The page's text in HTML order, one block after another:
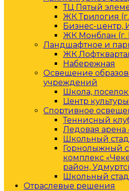
ТЦ Пятый
ЖК Трилогия
Бизнес-центр,
ЖК Монблан (г.
Ландшафтное и
ЖК
Набережная
Освещение
учреждений
Школа, поселок
Центр
Спортивное
Теннисный
Ледовая арена
Школьный
Горнолыжный
комплекс
район,
Школьный
Отраслевые решения